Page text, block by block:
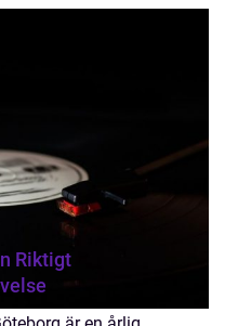
f...
Riktigt